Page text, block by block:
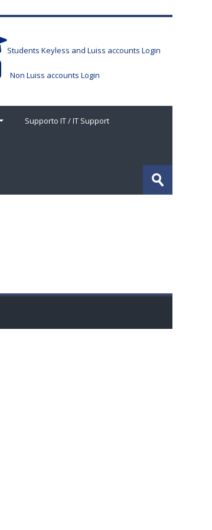
Students Keyless and Luiss accounts Login
Non Luiss accounts Login
Supporto IT / IT Support
Enviar